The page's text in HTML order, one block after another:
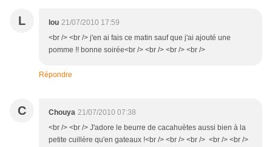
L lou 21/07/2010 17:59
<br /> <br /> j'en ai fais ce matin sauf que j'ai ajouté une
pomme !! bonne soirée<br /> <br /> <br /> <br />
Répondre
C Chouya 21/07/2010 07:38
<br /> <br /> J'adore le beurre de cacahuètes aussi bien à la
petite cuillère qu'en gateaux !<br /> <br /> <br /> <br /> <br />